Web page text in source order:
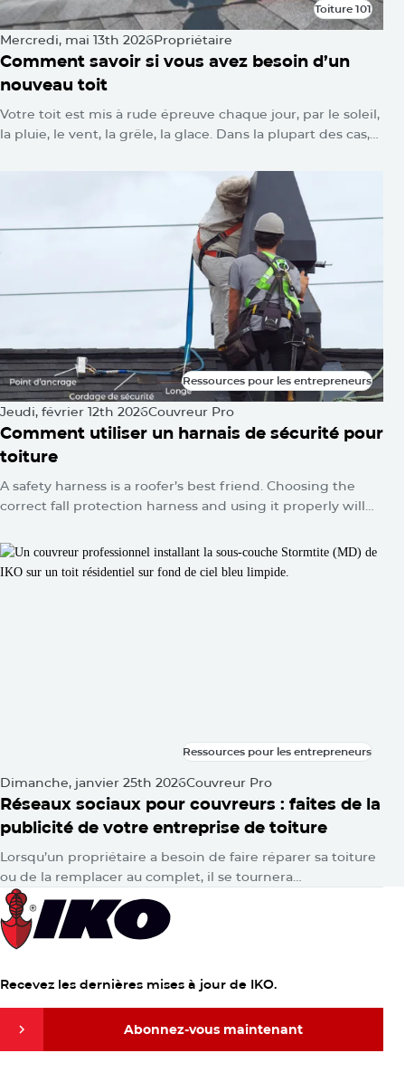
Toiture 101
Toiture 101
Mercredi, mai 13th 2026Propriétaire
Comment savoir si vous avez besoin d’un
nouveau toit
Votre toit est mis à rude épreuve chaque jour, par le soleil,
la pluie, le vent, la grêle, la glace. Dans la plupart des cas,
Aucun voyant d’avertissement ne clignote. Les
dommages s’accumulent silencieusement jusqu’au jour où
l’on se retrouve avec une tache d’eau au plafond ou une
toiture qui s’affaisse.
Ressources pour les entrepreneurs
Ressources pour les entrepreneurs
Jeudi, février 12th 2026Couvreur Pro
Comment utiliser un harnais de sécurité pour
toiture
A safety harness is a roofer’s best friend. Choosing the
correct fall protection harness and using it properly will
correctly.
Ressources pour les entrepreneurs
Dimanche, janvier 25th 2026Couvreur Pro
Réseaux sociaux pour couvreurs : faites de la
publicité de votre entreprise de toiture
Lorsqu’un propriétaire a besoin de faire réparer sa toiture
ou de la remplacer au complet, il se tournera
probablement vers Google pour obtenir des réponses.
Ensuite, consciemment ou…
Recevez les dernières mises à jour de IKO.
Abonnez-vous maintenant